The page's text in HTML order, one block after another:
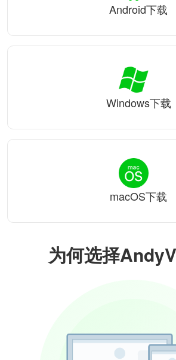
为何选择
Android下载
Windows下载
macOS下载